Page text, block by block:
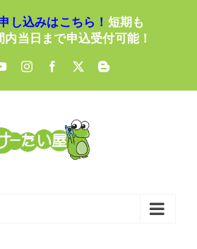
し込みはこちら！ 短期も
当日まで申込受付可能！
YouTubeInstagramFacebook
X Blogger